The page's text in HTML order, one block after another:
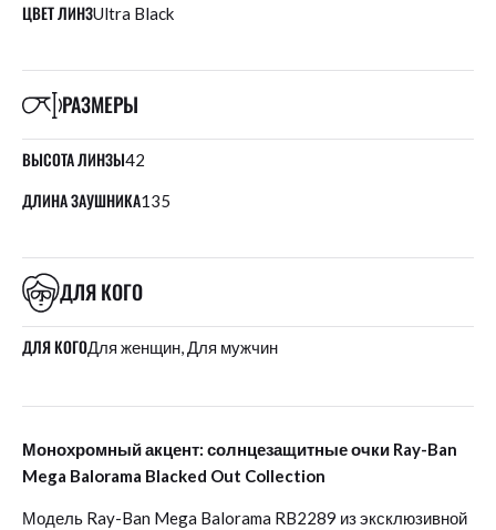
ЦВЕТ ЛИНЗUltra Black
РАЗМЕРЫ
ВЫСОТА ЛИНЗЫ42
ДЛИНА ЗАУШНИКА135
ДЛЯ КОГО
ДЛЯ КОГОДля женщин, Для мужчин
Монохромный акцент: солнцезащитные очки Ray-Ban
Mega Balorama Blacked Out Collection
Модель Ray-Ban Mega Balorama RB2289 из эксклюзивной